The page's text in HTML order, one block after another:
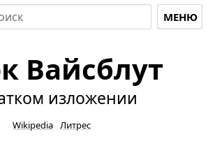
МЕНЮ
Вайсблут
изложении
Wikipedia Литрес